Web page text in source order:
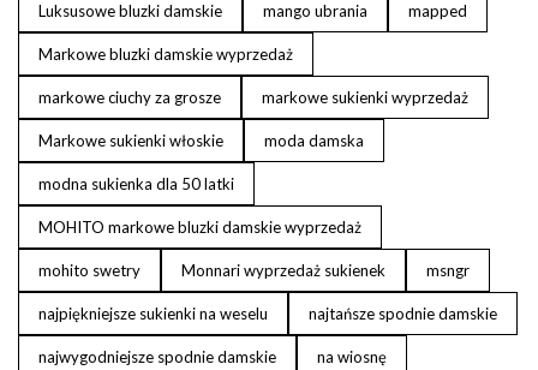
Luksusowe bluzki damskie mango ubrania mapped
Markowe bluzki damskie wyprzedaż
markowe ciuchy za grosze markowe sukienki wyprzedaż
Markowe sukienki włoskie moda damska
modna sukienka dla 50 latki
MOHITO markowe bluzki damskie wyprzedaż
mohito swetry Monnari wyprzedaż sukienek msngr
najpiękniejsze sukienki na weselu najtańsze spodnie damskie
najwygodniejsze spodnie damskie na wiosnę